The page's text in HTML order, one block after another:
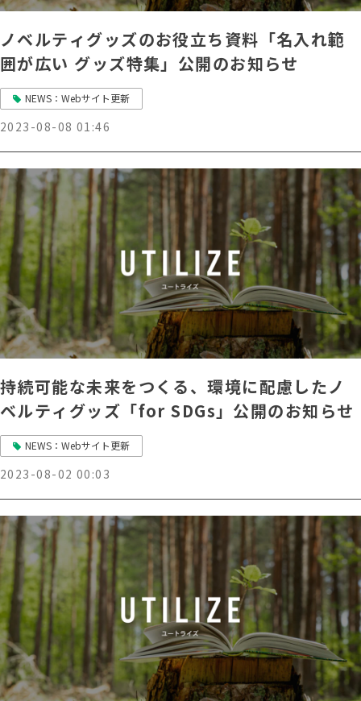
ノベルティグッズのお役立ち資料「名入れ範
囲が広い グッズ特集」公開のお知らせ
NEWS：Webサイト更新
2023-08-08 01:46
持続可能な未来をつくる、環境に配慮したノ
ベルティグッズ「for SDGs」公開のお知らせ
NEWS：Webサイト更新
2023-08-02 00:03